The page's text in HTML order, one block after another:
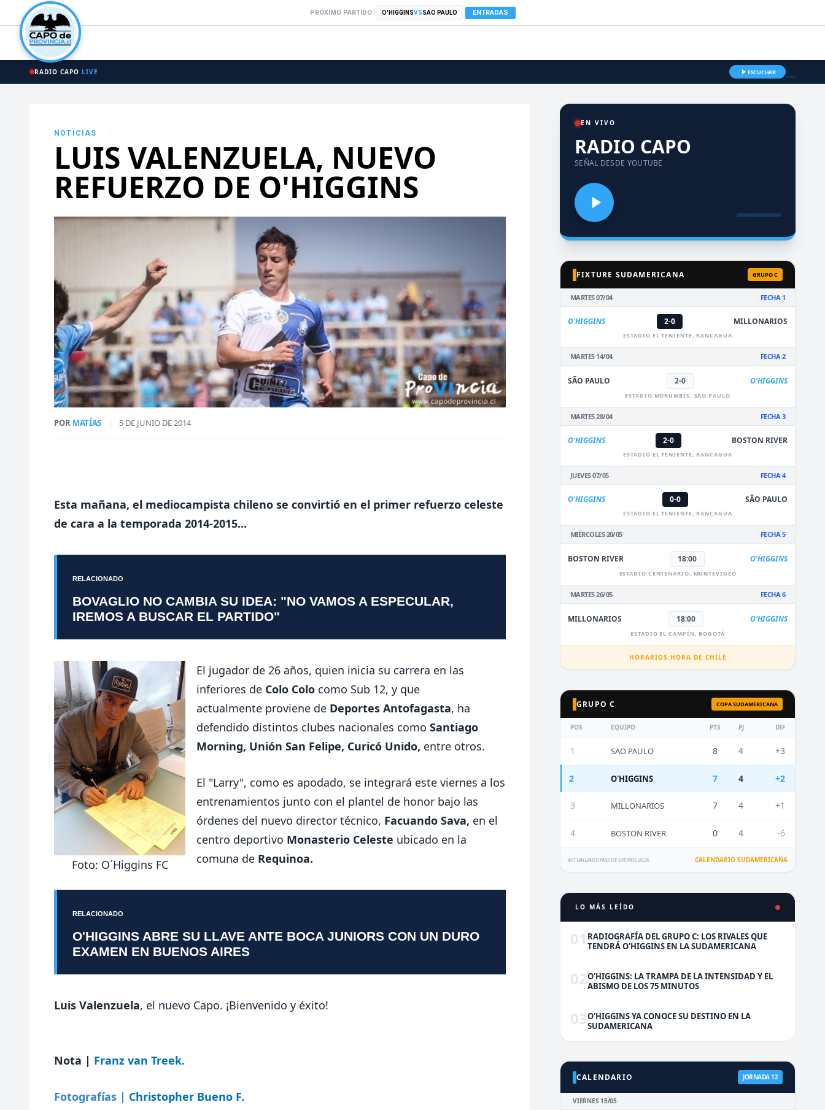
PRÓXIMO PARTIDO: O'HIGGINSVSSAO PAULO ENTRADAS
RADIO CAPO LIVE ESCUCHAR
NOTICIAS
LUIS VALENZUELA, NUEVO
REFUERZO DE O'HIGGINS
POR MATÍAS | 5 DE JUNIO DE 2014
Esta mañana, el mediocampista chileno se convirtió en el primer refuerzo celeste
de cara a la temporada 2014-2015...
RELACIONADO
BOVAGLIO NO CAMBIA SU IDEA: "NO VAMOS A ESPECULAR,
IREMOS A BUSCAR EL PARTIDO"
Foto: O´Higgins FC
El jugador de 26 años, quien inicia su carrera en las
inferiores de Colo Colo como Sub 12, y que
actualmente proviene de Deportes Antofagasta, ha
defendido distintos clubes nacionales como Santiago
Morning, Unión San Felipe, Curicó Unido, entre otros.
El "Larry", como es apodado, se integrará este viernes a los
entrenamientos junto con el plantel de honor bajo las
órdenes del nuevo director técnico, Facuando Sava, en el
centro deportivo Monasterio Celeste ubicado en la
comuna de Requinoa.
RELACIONADO
O'HIGGINS ABRE SU LLAVE ANTE BOCA JUNIORS CON UN DURO
EXAMEN EN BUENOS AIRES
Luis Valenzuela, el nuevo Capo. ¡Bienvenido y éxito!
Nota | Franz van Treek.
Fotografías | Christopher Bueno F.
EN VIVO
RADIO CAPO
SEÑAL DESDE YOUTUBE
FIXTURE SUDAMERICANA GRUPO C
MARTES 07/04 FECHA 1
O'HIGGINS 2-0 MILLONARIOS
ESTADIO EL TENIENTE, RANCAGUA
MARTES 14/04 FECHA 2
SÃO PAULO 2-0 O'HIGGINS
ESTADIO MORUMBÍS, SÃO PAULO
MARTES 28/04 FECHA 3
O'HIGGINS 2-0 BOSTON RIVER
ESTADIO EL TENIENTE, RANCAGUA
JUEVES 07/05 FECHA 4
O'HIGGINS 0-0 SÃO PAULO
ESTADIO EL TENIENTE, RANCAGUA
MIÉRCOLES 20/05 FECHA 5
BOSTON RIVER 18:00 O'HIGGINS
ESTADIO CENTENARIO, MONTEVIDEO
MARTES 26/05 FECHA 6
MILLONARIOS 18:00 O'HIGGINS
ESTADIO EL CAMPÍN, BOGOTÁ
HORARIOS HORA DE CHILE
GRUPO C COPA SUDAMERICANA
POS EQUIPO PTS PJ DIF
1 SAO PAULO 8 4 +3
2 O'HIGGINS 7 4 +2
3 MILLONARIOS 7 4 +1
4 BOSTON RIVER 0 4 -6
ACTUALIZADO FASE DE GRUPOS 2026 CALENDARIO SUDAMERICANA
LO MÁS LEÍDO
01 RADIOGRAFÍA DEL GRUPO C: LOS RIVALES QUE
TENDRÁ O'HIGGINS EN LA SUDAMERICANA
02O'HIGGINS: LA TRAMPA DE LA INTENSIDAD Y EL
ABISMO DE LOS 75 MINUTOS
03O'HIGGINS YA CONOCE SU DESTINO EN LA
SUDAMERICANA
CALENDARIO JORNADA 12
VIERNES 15/05